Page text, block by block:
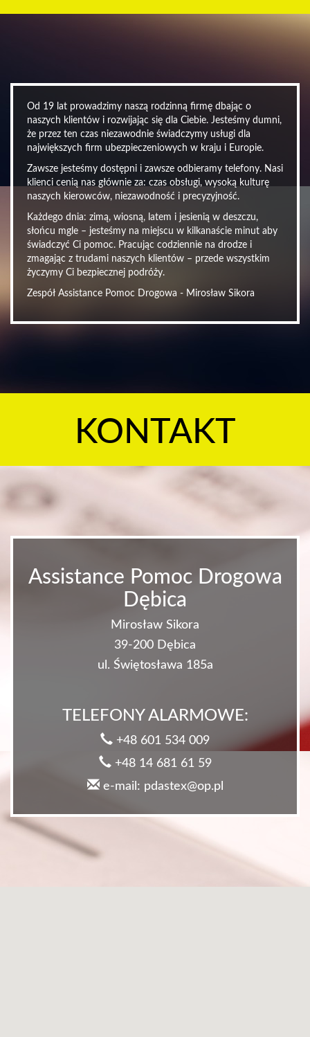
Od 19 lat prowadzimy naszą rodzinną firmę dbając o
naszych klientów i rozwijając się dla Ciebie. Jesteśmy dumni,
że przez ten czas niezawodnie świadczymy usługi dla
największych firm ubezpieczeniowych w kraju i Europie.
Zawsze jesteśmy dostępni i zawsze odbieramy telefony. Nasi
klienci cenią nas głównie za: czas obsługi, wysoką kulturę
naszych kierowców, niezawodność i precyzyjność.
Każdego dnia: zimą, wiosną, latem i jesienią w deszczu,
słońcu mgle – jesteśmy na miejscu w kilkanaście minut aby
świadczyć Ci pomoc. Pracując codziennie na drodze i
zmagając z trudami naszych klientów – przede wszystkim
życzymy Ci bezpiecznej podróży.
Zespół Assistance Pomoc Drogowa - Mirosław Sikora
KONTAKT
Assistance Pomoc Drogowa
Dębica
Mirosław Sikora
39-200 Dębica
ul. Świętosława 185a
TELEFONY ALARMOWE:
+48 601 534 009
+48 14 681 61 59
e-mail: pdastex@op.pl